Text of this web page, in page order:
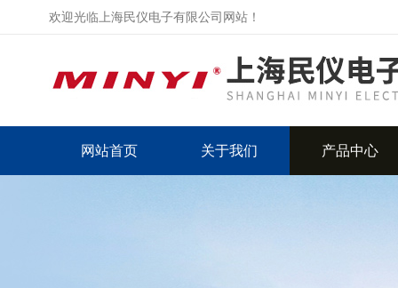
欢迎光临上海民仪电子有限公司网站！
网站首页 关于我们 产品中心